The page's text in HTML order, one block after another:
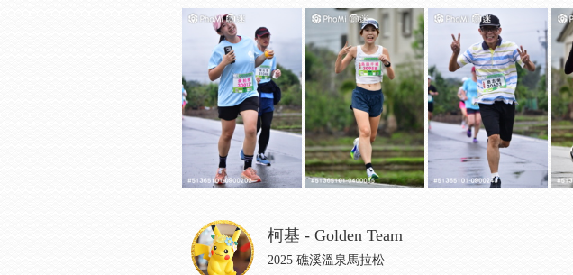
柯基 - Golden Team
2025 礁溪溫泉馬拉松